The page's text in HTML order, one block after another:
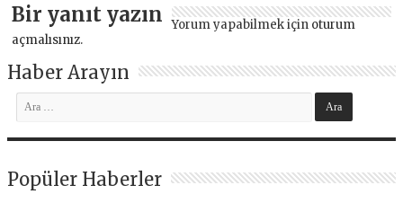
Bir yanıt yazın Yorum yapabilmek için oturum
açmalısınız.
Haber Arayın
Popüler Haberler